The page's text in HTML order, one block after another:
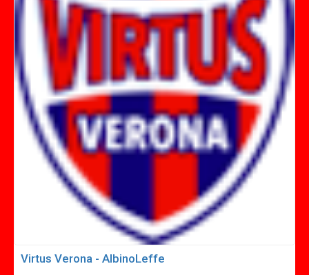
Virtus Verona - AlbinoLeffe